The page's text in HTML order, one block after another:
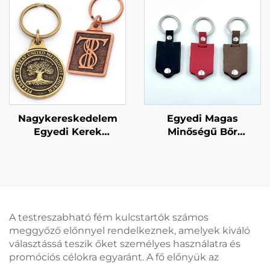
Nagykereskedelem
Egyedi Kerek
Egyedi Magas
Minőségű Bőr
Gombos Tervezésű
Kulcstartó
A testreszabható fém kulcstartók számos
meggyőző előnnyel rendelkeznek, amelyek kiváló
választássá teszik őket személyes használatra és
promóciós célokra egyaránt. A fő előnyük az